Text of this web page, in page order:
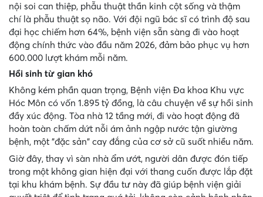
nội soi can thiệp, phẫu thuật thần kinh cột sống và thậm
chí là phẫu thuật sọ não. Với đội ngũ bác sĩ có trình độ sau
đại học chiếm hơn 64%, bệnh viện sẵn sàng đi vào hoạt
động chính thức vào đầu năm 2026, đảm bảo phục vụ hơn
600.000 lượt khám mỗi năm.
Hồi sinh từ gian khó
Không kém phần quan trọng, Bệnh viện Đa khoa Khu vực
Hóc Môn có vốn 1.895 tỷ đồng, là câu chuyện về sự hồi sinh
đầy xúc động. Tòa nhà 12 tầng mới, đi vào hoạt động đã
hoàn toàn chấm dứt nỗi ám ảnh ngập nước tận giường
bệnh, một "đặc sản" cay đắng của cơ sở cũ suốt nhiều năm.
Giờ đây, thay vì sàn nhà ẩm ướt, người dân được đón tiếp
trong một không gian hiện đại với thang cuốn được lắp đặt
tại khu khám bệnh. Sự đầu tư này đã giúp bệnh viện giải